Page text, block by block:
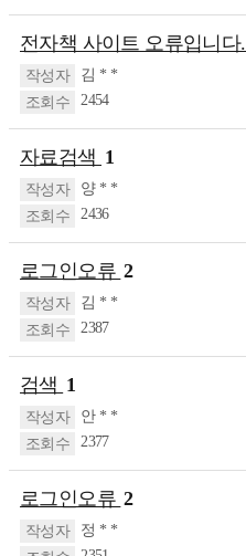
전자책 사이트 오류입니다.
김 * *
2454
자료검색 1
양 * *
2436
로그인오류 2
김 * *
2387
검색 1
안 * *
2377
로그인오류 2
정 * *